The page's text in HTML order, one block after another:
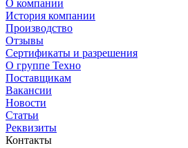
О компании
История компании
Производство
Отзывы
Сертификаты и разрешения
О группе Техно
Поставщикам
Вакансии
Новости
Статьи
Реквизиты
Контакты